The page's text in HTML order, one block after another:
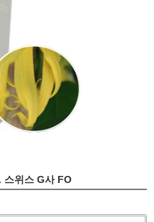
스위스 G사 FO